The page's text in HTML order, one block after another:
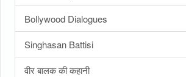
Bollywood Dialogues
Singhasan Battisi
वीर बालक की कहानी